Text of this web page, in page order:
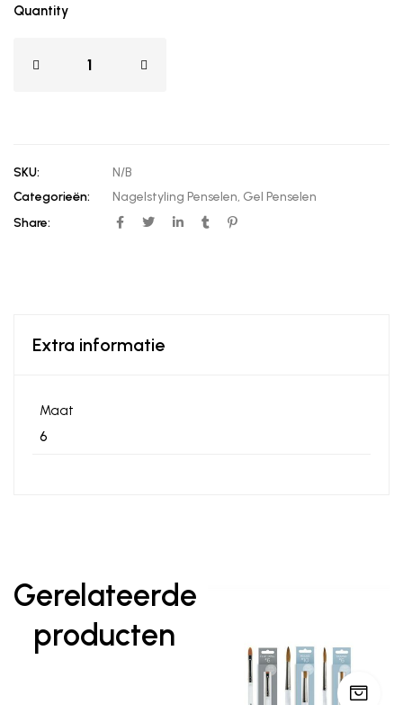
Quantity
SKU:
N/B
Categorieën:
Nagelstyling Penselen, Gel Penselen
Share:
Extra informatie
Maat
6
Gerelateerde
producten